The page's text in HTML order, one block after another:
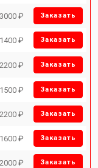
₽ Заказать
₽ Заказать
₽ Заказать
₽ Заказать
₽ Заказать
₽ Заказать
₽ Заказать